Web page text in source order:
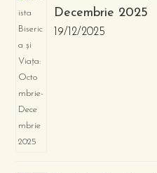
Decembrie 2025
19/12/2025